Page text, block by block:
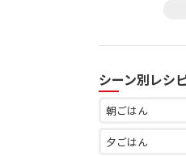
シーン別レシ
朝ごはん
夕ごはん